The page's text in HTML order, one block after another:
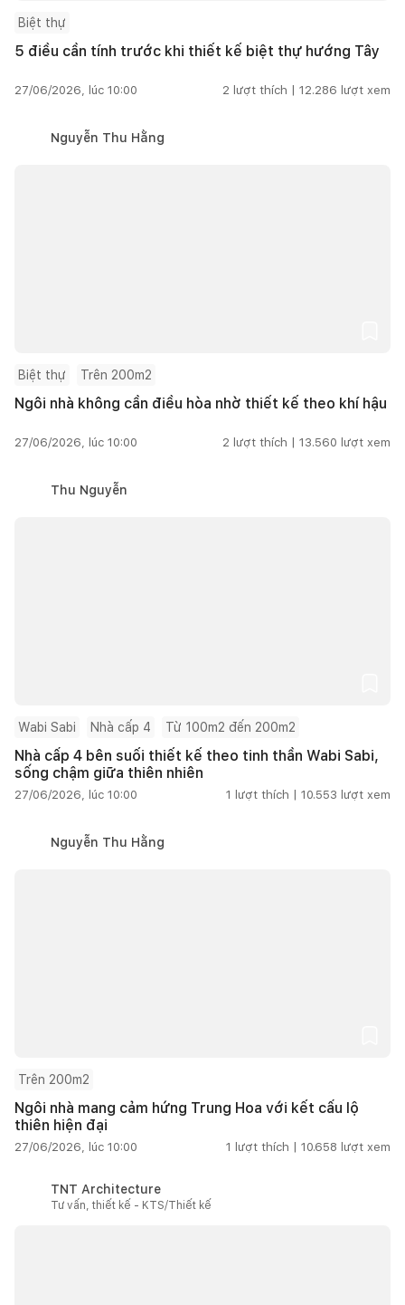
Biệt thự
5 điều cần tính trước khi thiết kế biệt thự hướng Tây
27/06/2026, lúc 10:00 2 lượt thích | 12.286 lượt xem
Nguyễn Thu Hằng
Biệt thự Trên 200m2
Ngôi nhà không cần điều hòa nhờ thiết kế theo khí hậu
27/06/2026, lúc 10:00 2 lượt thích | 13.560 lượt xem
Thu Nguyễn
Wabi Sabi Nhà cấp 4 Từ 100m2 đến 200m2
Nhà cấp 4 bên suối thiết kế theo tinh thần Wabi Sabi,
sống chậm giữa thiên nhiên
27/06/2026, lúc 10:00 1 lượt thích | 10.553 lượt xem
Nguyễn Thu Hằng
Trên 200m2
Ngôi nhà mang cảm hứng Trung Hoa với kết cấu lộ
thiên hiện đại
27/06/2026, lúc 10:00 1 lượt thích | 10.658 lượt xem
TNT Architecture
Tư vấn, thiết kế - KTS/Thiết kế